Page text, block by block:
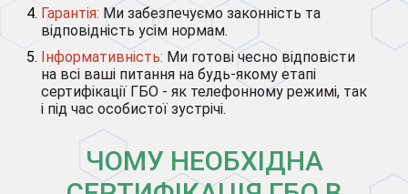
Гарантія: Ми забезпечуємо законність та
відповідність усім нормам.
Інформативність: Ми готові чесно відповісти
на всі ваші питання на будь-якому етапі
сертифікації ГБО - як телефонному режимі, так
і під час особистої зустрічі.
ЧОМУ НЕОБХІДНА